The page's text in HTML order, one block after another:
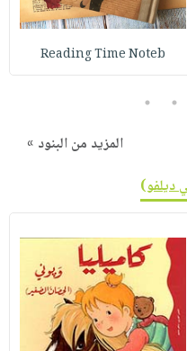
Reading Time Noteb
4
5
المزيد من البنود »
ديلفو)